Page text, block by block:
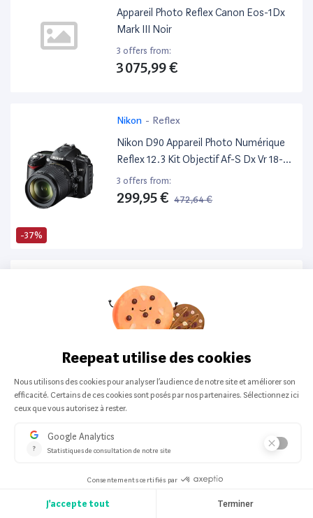
Appareil Photo Reflex Canon Eos-1Dx
Mark III Noir
3 offers from:
3 075,99 €
-37%
Nikon - Reflex
Nikon D90 Appareil Photo Numérique
Reflex 12.3 Kit Objectif Af-S Dx Vr 18-
105 Mm Noir
3 offers from:
299,95 € 472,64 €
Objectif Reflex Canon Ef 24 - 105 Mm
F/4.0 L Is Usm
361,71 €
Canon
Objectif Canon Ef-S 18-55Mm F/3.5-
279,00 €